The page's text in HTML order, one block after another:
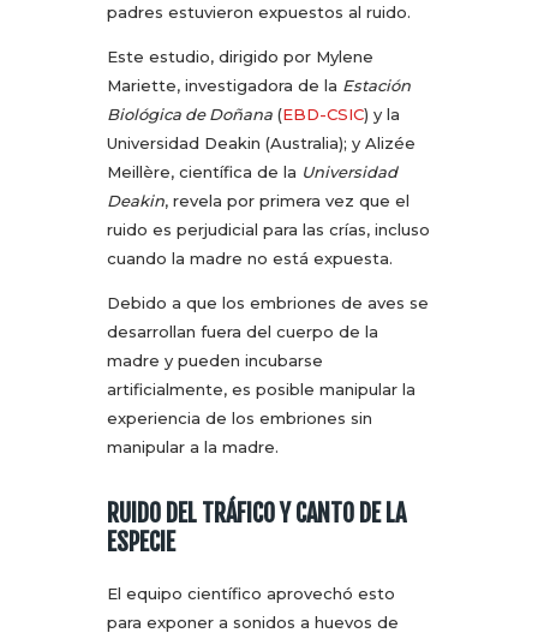
padres estuvieron expuestos al ruido.
Este estudio, dirigido por Mylene
Mariette, investigadora de la Estación
Biológica de Doñana (EBD-CSIC) y la
Universidad Deakin (Australia); y Alizée
Meillère, científica de la Universidad
Deakin, revela por primera vez que el
ruido es perjudicial para las crías, incluso
cuando la madre no está expuesta.
Debido a que los embriones de aves se
desarrollan fuera del cuerpo de la
madre y pueden incubarse
artificialmente, es posible manipular la
experiencia de los embriones sin
manipular a la madre.
RUIDO DEL TRÁFICO Y CANTO DE LA
ESPECIE
El equipo científico aprovechó esto
para exponer a sonidos a huevos de